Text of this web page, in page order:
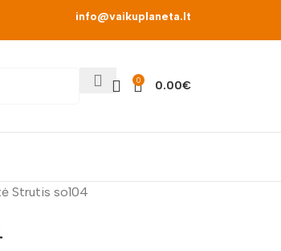
info@vaikuplaneta.lt
0 0.00€
Strutis so104